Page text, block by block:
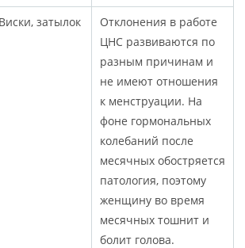
Виски, затылок
Отклонения в работе
ЦНС развиваются по
разным причинам и
не имеют отношения
к менструации. На
фоне гормональных
колебаний после
месячных обостряется
патология, поэтому
женщину во время
месячных тошнит и
болит голова.